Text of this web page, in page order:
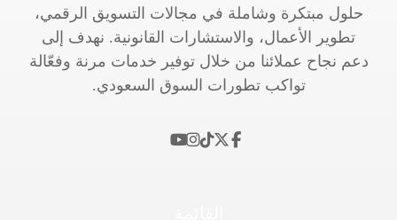
حلول مبتكرة وشاملة في مجالات التسويق الرقمي،
تطوير الأعمال، والاستشارات القانونية. نهدف إلى
دعم نجاح عملائنا من خلال توفير خدمات مرنة وفعّالة
تواكب تطورات السوق السعودي.